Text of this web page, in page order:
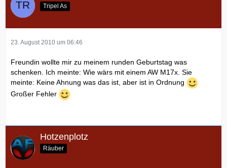
Tripel As
23. August 2010 um 06:46
Freundin wollte mir zu meinem runden Geburtstag was
schenken. Ich meinte: Wie wärs mit einem AW M17x. Sie
meinte: Keine Ahnung was das ist, aber ist in Ordnung
Großer Fehler
Hotzenplotz
Räuber